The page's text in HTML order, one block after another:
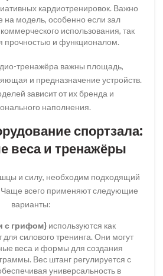
кардиотренировок. Важно
на модель, особенно если зал
использования, так
прочностью и функционалом.
тренажёра важны площадь,
и предназначение устройств.
зависит от их бренда и
наполнения.
спортзала:
веса и тренажёры
и силу, необходим подходящий
Чаще всего применяют следующие
варианты:
с грифом} используются как
силового тренинга. Они могут
веса и формы для создания
Вес штанг регулируется с
универсальность в